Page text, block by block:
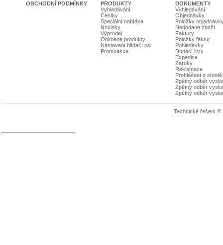
OBCHODNÍ PODMÍNKY
PRODUKTY
Vyhledávání
Ceníky
Speciální nabídka
Novinky
Výprodej
Oblíbené produkty
Nastavení hlídací psi
Promoakce
DOKUMENTY
Vyhledávání
Objednávky
Položky
Nedodané zboží
Faktury
Položky faktur
Pohledávky
Dodací listy
Expedice
Záruky
Reklamace
Prohlášení o shodě
Zpětný odběr
Zpětný odběr
Zpětný odběr
Technické řešení ©